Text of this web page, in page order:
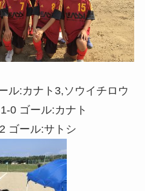
ル:カナト3,ソウイチロウ
0 ゴール:カナト
ゴール:サトシ